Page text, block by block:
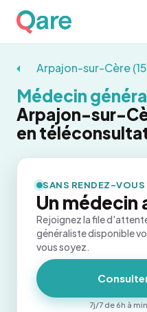
Arpajon-sur-Cère
Médecin
Arpajon-sur-
en
SANS RENDEZ-VOUS
Un médecin
Rejoignez la file
généraliste disponible
vous soyez.
7j/7 de 6h à